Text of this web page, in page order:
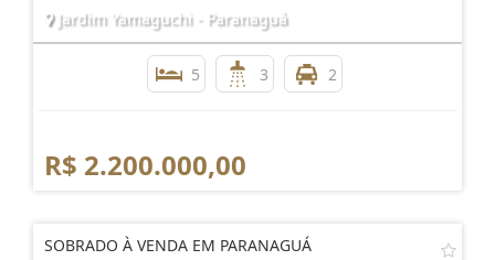
Jardim Yamaguchi - Paranaguá
5 3 2
R$ 2.200.000,00
SOBRADO À VENDA EM PARANAGUÁ